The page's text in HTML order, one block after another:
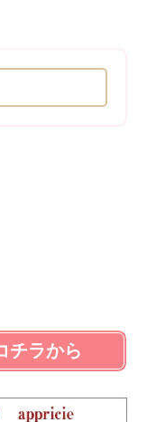
チラから